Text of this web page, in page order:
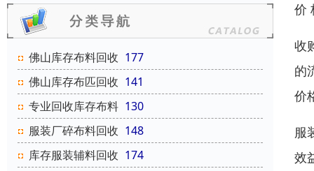
佛山库存布料回收 177
佛山库存布匹回收 141
专业回收库存布料 130
服装厂碎布料回收 148
库存服装辅料回收 174
价
收
的
价
服
效